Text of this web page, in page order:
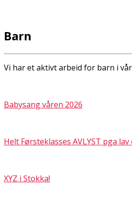
Barn
Vi har et aktivt arbeid for barn i
Babysang våren 2026
Helt Førsteklasses AVLYST pga
XYZ i Stokka!